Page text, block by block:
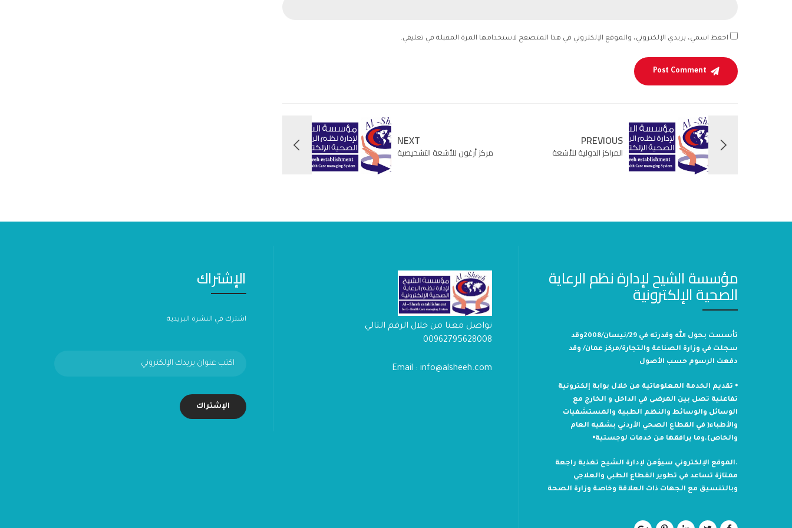
احفظ اسمي، بريدي الإلكتروني، والموقع الإلكتروني في هذا المتصفح لاستخدامها المرة المقبلة في تعليقي.
Post Comment
PREVIOUS
المراكز الدولية للأشعة
NEXT
مركز أرغون للأشعة التشخيصية
مؤسسة الشيح لإدارة نظم الرعاية
الصحية الإلكترونية
تأسست بحول الله وقدرته في 29/نيسان/2008وقد
سجلت في وزارة الصناعة والتجارة/مركز عمان/ وقد
دفعت الرسوم حسب الأصول
⦁ تقديم الخدمة المعلوماتية من خلال بوابة إلكترونية
تفاعلية تصل بين المرضى في الداخل و الخارج مع
الوسائل والوسائط والنظم الطبية والمستشفيات
والأطباء( في القطاع الصحي الأردني بشقيه العام
والخاص).وما يرافقها من خدمات لوجستية⦁
.الموقع الإلكتروني سيؤمن لإدارة الشيح تغذية راجعة
ممتازة تساعد في تطوير القطاع الطبي والعلاجي
وبالتنسيق مع الجهات ذات العلاقة وخاصة وزارة الصحة
تواصل معنا من خلال الرقم التالي
00962795628008
Email : info@alsheeh.com
الإشتراك
اشترك في النشرة البريدية